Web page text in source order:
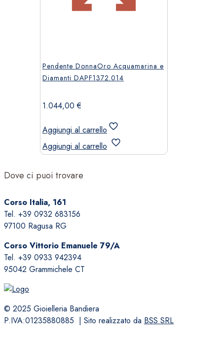
Pendente DonnaOro Acquamarina e
Diamanti DAPF1372.014
1.044,00€
Aggiungi al carrello
Aggiungi al carrello
Dove ci puoi trovare
Corso Italia, 161
Tel. +39 0932 683156
97100 Ragusa RG
Corso Vittorio Emanuele 79/A
Tel. +39 0933 942394
95042 Grammichele CT
© 2025 Gioielleria Bandiera
P.IVA:01235880885 | Sito realizzato da BSS SRL